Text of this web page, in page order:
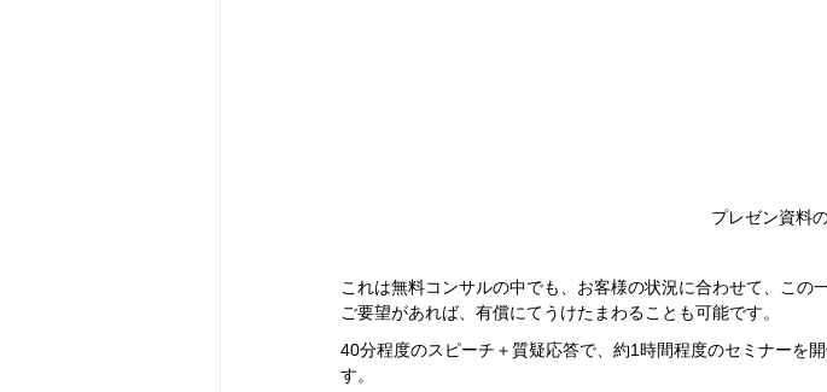
プレゼン資料
これは無料コンサルの中でも、お客様の状況に合わせて、こ
ご要望があれば、有償にてうけたまわることも可能です。
40分程度のスピーチ＋質疑応答で、約1時間程度のセミナーを
す。